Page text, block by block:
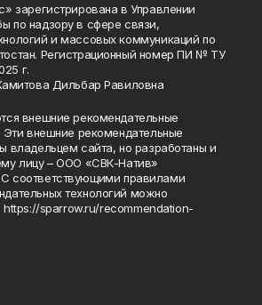
зарегистрирована в Управлении
по надзору в сфере связи,
и массовых коммуникаций по
Регистрационный номер ПИ № ТУ
г.
Дильбар Равиловна
внешние рекомендательные
Эти внешние рекомендательные
владельцем сайта, но разработаны и
лицу – ООО «СВК-Натив»
соответствующими правилами
технологий можно
https://sparrow.ru/recommendation-